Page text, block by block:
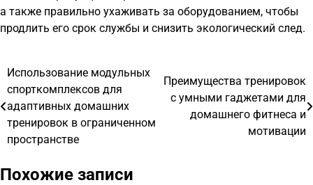
а также правильно ухаживать за оборудованием, чтобы
продлить его срок службы и снизить экологический след.
Навигация
по
записям
Использование модульных
спорткомплексов для
адаптивных домашних
тренировок в ограниченном
пространстве
Преимущества тренировок
с умными гаджетами для
домашнего фитнеса и
мотивации
Похожие записи